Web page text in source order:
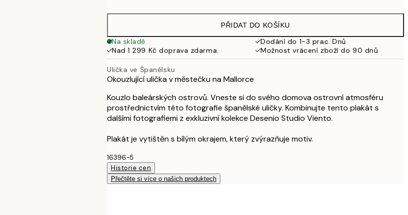
925 Kč
PŘIDAT DO KOŠÍKU
Na skladě
Dodání do 1-3 prac. Dnů
Nad 1 299 Kč doprava zdarma.
Možnost vrácení zboží do 90 dnů
Ulička ve Španělsku
Okouzlující ulička v městečku na Mallorce
Kouzlo baleárských ostrovů. Vneste si do svého domova ostrovní atmosféru
prostřednictvím této fotografie španělské uličky. Kombinujte tento plakát s
dalšími fotografiemi z exkluzivní kolekce Desenio Studio Viento.
Plakát je vytištěn s bílým okrajem, který zvýrazňuje motiv.
16396-5
Historie cen
Přečtěte si více o našich produktech